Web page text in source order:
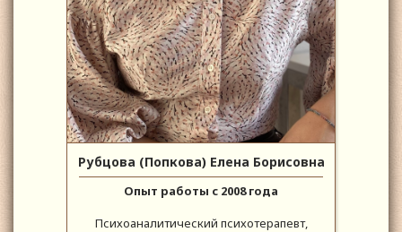
Рубцова (Попкова) Елена Борисовна
Опыт работы с 2008 года
Психоаналитический психотерапевт,